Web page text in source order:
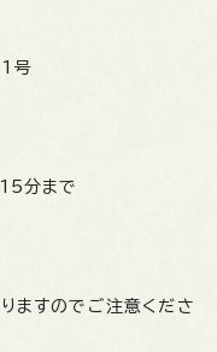
号
分まで
ますのでご注意くださ